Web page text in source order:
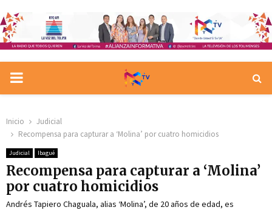
PRIMARY
Inicio
Judicial
Recompensa para capturar a ‘Molina’ por cuatro homicidios
Judicial Ibagué
Recompensa para capturar a ‘Molina’
por cuatro homicidios
Andrés Tapiero Chaguala, alias ‘Molina’, de 20 años de edad, es